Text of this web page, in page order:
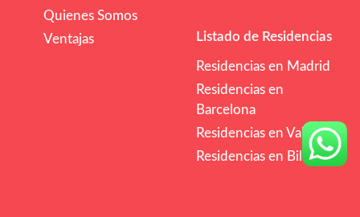
Quienes Somos
Ventajas
Listado de Residencias
Residencias en Madrid
Residencias en
Barcelona
Residencias en Valencia
Residencias en Bilbao